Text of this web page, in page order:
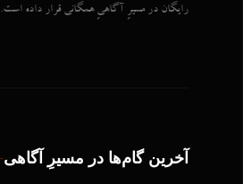
رایگان در مسیرِ آگاهیِ همگانی قرار داده است.
آخرین گام‌ها در مسیرِ آگاهی